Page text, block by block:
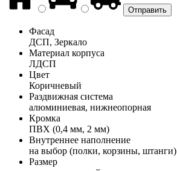
Фасад
ДСП, Зеркало
Материал корпуса
ЛДСП
Цвет
Коричневый
Раздвижная система
алюминиевая, нижнеопорная
Кромка
ПВХ (0,4 мм, 2 мм)
Внутреннее наполнение
на выбор (полки, корзины, штанги)
Размер